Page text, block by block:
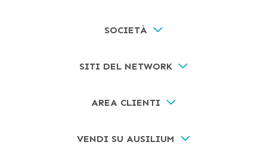
SOCIETÀ
SITI DEL NETWORK
AREA CLIENTI
VENDI SU AUSILIUM